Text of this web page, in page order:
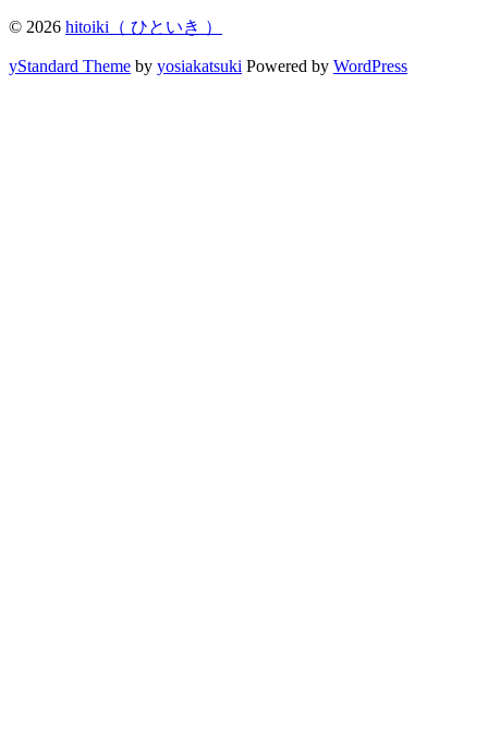
© 2026 hitoiki（ ひといき ）
yStandard Theme by yosiakatsuki Powered by WordPress